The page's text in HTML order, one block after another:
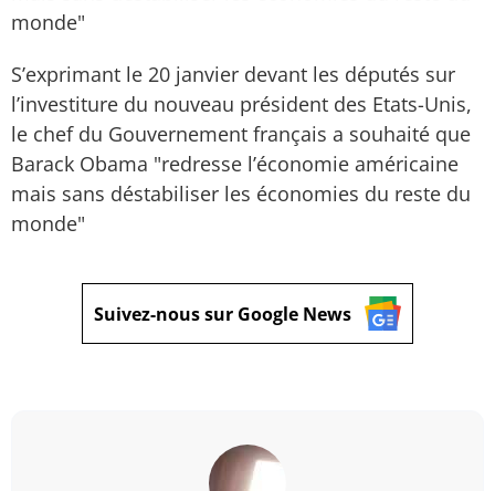
monde"
S’exprimant le 20 janvier devant les députés sur
l’investiture du nouveau président des Etats-Unis,
le chef du Gouvernement français a souhaité que
Barack Obama "redresse l’économie américaine
mais sans déstabiliser les économies du reste du
monde"
Suivez-nous sur Google News